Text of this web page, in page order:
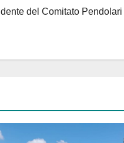
del Comitato Pendolari